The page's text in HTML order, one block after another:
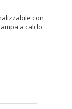
con
a caldo